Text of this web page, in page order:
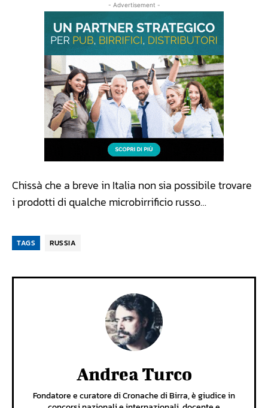
- Advertisement -
Chissà che a breve in Italia non sia possibile trovare
i prodotti di qualche microbirrificio russo…
TAGS RUSSIA
Andrea Turco
Fondatore e curatore di Cronache di Birra, è giudice in